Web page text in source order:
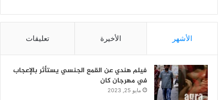
الأشهر الأخيرة تعليقات
فيلم هندي عن القمع الجنسي يستأثر بالإعجاب
في مهرجان كان
مايو 25, 2023